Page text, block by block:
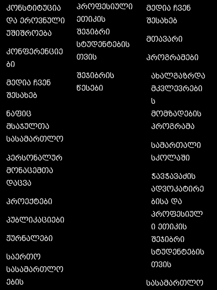
კონსტიტუცია
და ეროვნული
უშიშროება
კონფერენციე
ბი
მედია ჩვენ
შესახებ
ნაფიც
მსაჯულთა
სასამართლო
პერსონალურ
მონაცემთა
დაცვა
პროექტები
პუბლიკაციები
ჟურნალები
საერთო
სასამართლო
ების
პროფესიული
ეთიკის
შეჯიბრი
სტუდენტების
თვის
შეჯიბრის
წესები
მედია ჩვენ
შესახებ
მთავარი
პროგრამები
ახალგაზრდა
მკვლევრები
ს
მომზადების
პროგრამა
სამართალი
სკოლაში
ჭავჭავაძის
ადვოკატირე
ბისა და
პროფესიულ
ი ეთიკის
შეჯიბრი
სტუდენტების
თვის
სასამართლო